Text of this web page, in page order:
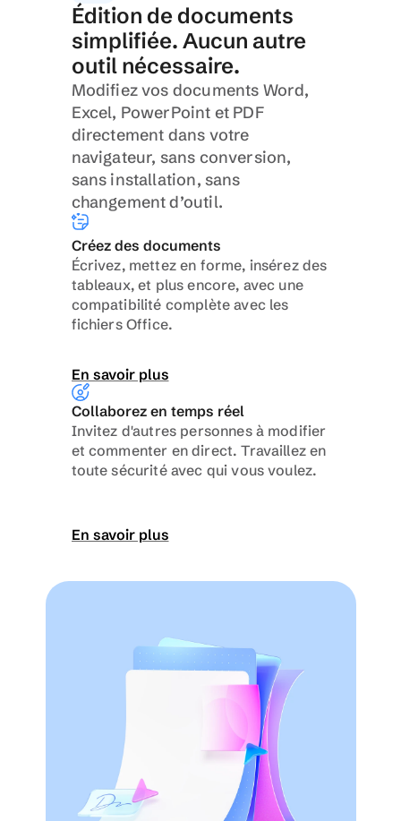
Édition de documents
simplifiée. Aucun autre
outil nécessaire.
Modifiez vos documents Word,
Excel, PowerPoint et PDF
directement dans votre
navigateur, sans conversion,
sans installation, sans
changement d’outil.
Créez des documents
Écrivez, mettez en forme, insérez des
tableaux, et plus encore, avec une
compatibilité complète avec les
fichiers Office.
En savoir plus
Collaborez en temps réel
Invitez d'autres personnes à modifier
et commenter en direct. Travaillez en
toute sécurité avec qui vous voulez.
En savoir plus